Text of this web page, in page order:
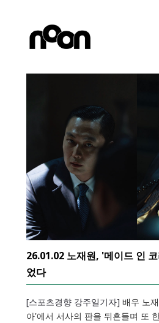
26.01.02 노재원, '메이드 인
었다
[스포츠경향 강주일기자] 배우 노
아'에서 서사의 판을 뒤흔들며 또